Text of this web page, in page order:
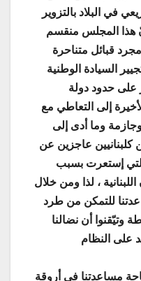
في البلاد بالتزوير
هذا المجلس منقسم
قبائل متناحرة
السيادة الوطنية
حدود دولة
إلى التعاطي مع
وما أدى إلى
كلبنانيين عاجزين عن
إستعرت بسبب
، لذا ومن خلال
للتمكن من طرد
وتيّقنوا أن نضالنا
على النظام
مساعدتنا في أروقة